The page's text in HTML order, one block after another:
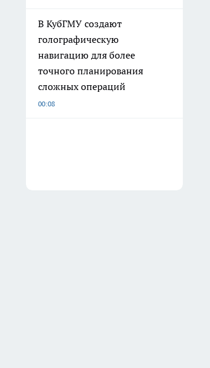
В КубГМУ создают
голографическую
навигацию для более
точного планирования
сложных операций
00:08